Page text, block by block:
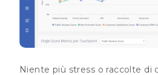
Niente più stress o raccolte di